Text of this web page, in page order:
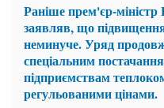
Раніше прем'єр-
заявляв, що
неминуче. Уряд
спеціальним
підприємствам
регульованими цінами.